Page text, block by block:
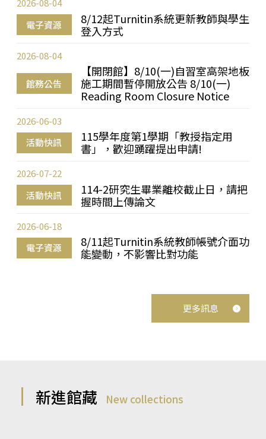
電子資源
8/12起Turnitin系統更新教師與學生
登入方式
2026-08-04
館務公告
【開閉館】8/10(一)自習室高架地板
施工期間暫停開放公告 8/10(一)
Reading Room Closure Notice
2026-08-04
活動快訊
115學年度第1學期「教授指定用
書」，歡迎踴躍提出申請!
2026-06-03
活動快訊
114-2研究生畢業離校截止日，請把
握時間上傳論文
2026-07-22
電子資源
8/11起Turnitin系統教師帳號介面功
能變動，不影響比對功能
2026-06-18
更多訊息
新進館藏 New collections